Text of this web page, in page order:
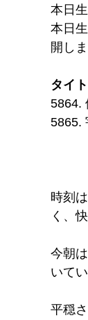
本日
本日
開し
タイ
5864.
5865.
時刻
く、
今朝
いて
平穏